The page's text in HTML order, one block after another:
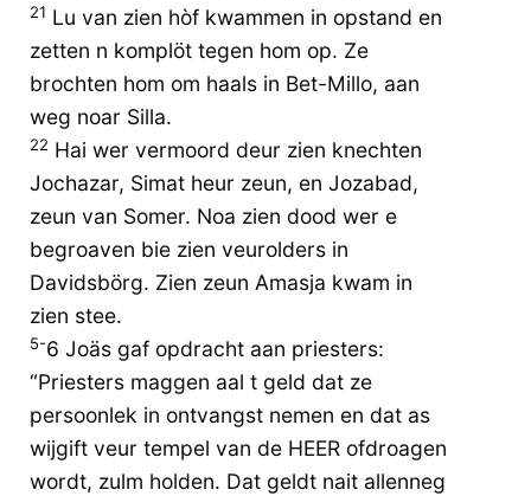
21 Lu van zien hòf kwammen in opstand en
zetten n komplöt tegen hom op. Ze
brochten hom om haals in Bet-Millo, aan
weg noar Silla.
22 Hai wer vermoord deur zien knechten
Jochazar, Simat heur zeun, en Jozabad,
zeun van Somer. Noa zien dood wer e
begroaven bie zien veurolders in
Davidsbörg. Zien zeun Amasja kwam in
zien stee.
5-6 Joäs gaf opdracht aan priesters:
“Priesters maggen aal t geld dat ze
persoonlek in ontvangst nemen en dat as
wijgift veur tempel van de HEER ofdroagen
wordt, zulm holden. Dat geldt nait allenneg